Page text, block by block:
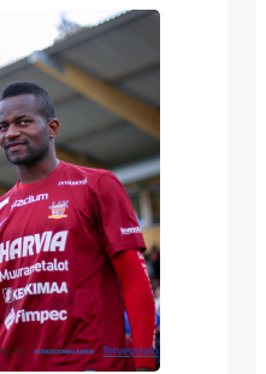
vierasottelua – ensin
IFK…